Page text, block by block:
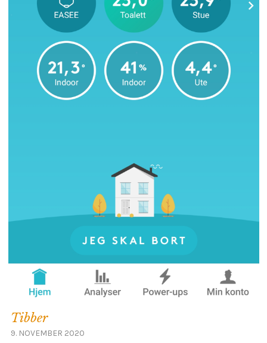
Tibber
9. NOVEMBER 2020